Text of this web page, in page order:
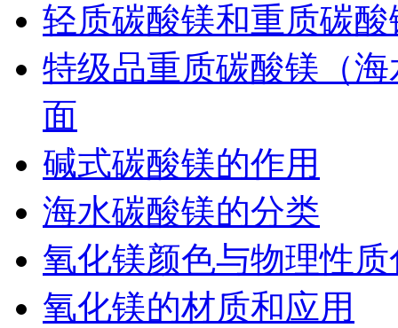
轻质碳酸镁和重质碳
特级品重质碳酸镁（
面
碱式碳酸镁的作用
海水碳酸镁的分类
氧化镁颜色与物理性
氧化镁的材质和应用